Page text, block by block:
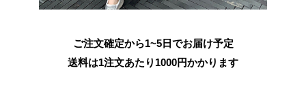
ご注文確定から1~5日でお届け予定
送料は1注文あたり 1000円かかります